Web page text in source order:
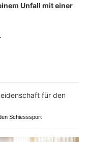
Unfall mit einer
Schiesssport